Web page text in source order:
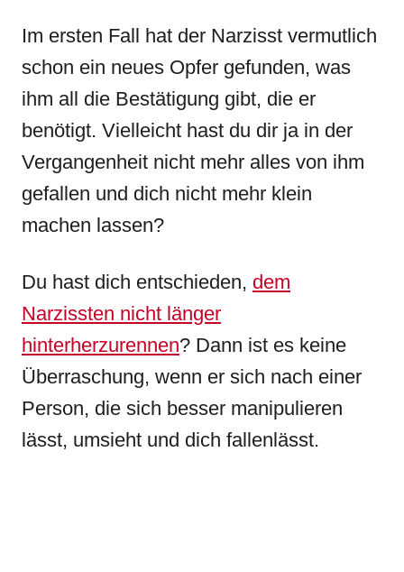
Im ersten Fall hat der Narzisst vermutlich
schon ein neues Opfer gefunden, was
ihm all die Bestätigung gibt, die er
benötigt. Vielleicht hast du dir ja in der
Vergangenheit nicht mehr alles von ihm
gefallen und dich nicht mehr klein
machen lassen?
Du hast dich entschieden, dem
Narzissten nicht länger
hinterherzurennen? Dann ist es keine
Überraschung, wenn er sich nach einer
Person, die sich besser manipulieren
lässt, umsieht und dich fallenlässt.